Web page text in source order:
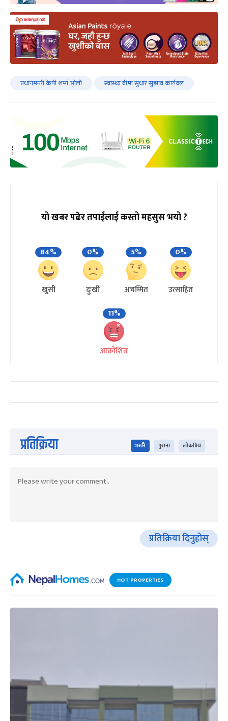
प्रधानमन्त्री केपी शर्मा ओली स्वास्थ्य बीमा सुधार सुुझाव कार्यदल
यो खबर पढेर तपाईलाई कस्तो महसुस भयो ?
84%
खुसी
0%
दुःखी
5%
अचम्मित
0%
उत्साहित
11%
आक्रोशित
प्रतिक्रिया भर्खरै पुराना लोकप्रिय
प्रतिक्रिया दिनुहोस्
HOT PROPERTIES